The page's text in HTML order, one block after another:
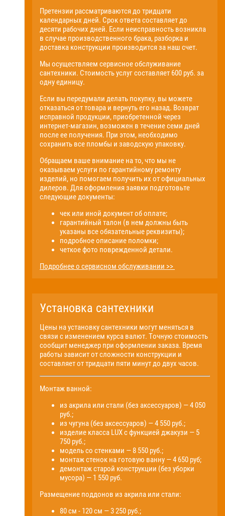
Претензии рассматриваются до тридцати
календарных дней. Срок ответа составляет до
десяти рабочих дней. Если неисправность возникла
в случае производственного брака, разборка и
доставка конструкции производится за наш счет.
Мы осуществляем сервисное обслуживание
сантехники. Стоимость услуг составляет 600 руб. за
одну единицу.
Если вы передумали делать покупку, вы можете
отказаться от товара и вернуть его назад. Возврат
исправной продукции, приобретенной через
интернет-магазин, возможен в течение семи дней
после ее получения. При этом, необходимо
сохранить все пломбы и заводскую упаковку.
Обращаем ваше внимание на то, что мы не
оказываем услуги по гарантийному ремонту
изделий, но помогаем получить их от официальных
дилеров. Для оформления заявки подготовьте
следующие документы:
чек или иной документ об оплате;
гарантийный талон (в нем должны быть
указаны все обязательные реквизиты);
подробное описание поломки;
четкое фото поврежденной детали.
Подробнее о сервисном обслуживании >>
Установка сантехники
Цены на установку сантехники могут меняться в
связи с изменением курса валют. Точную стоимость
сообщит менеджер при оформлении заказа. Время
работы зависит от сложности конструкции и
составляет от тридцати пяти минут до двух часов.
Монтаж ванной:
из акрила или стали (без аксессуаров) — 4 050
руб.;
из чугуна (без аксессуаров) — 4 550 руб.;
изделие класса LUX с функцией джакузи — 5
750 руб.;
модель со стенками — 8 550 руб.;
монтаж стенок на готовую ванну — 4 650 руб;
демонтаж старой конструкции (без уборки
мусора) — 1 550 руб.
Размещение поддонов из акрила или стали:
80 см - 120 см — 3 250 руб.;